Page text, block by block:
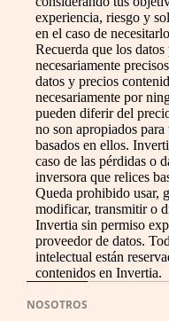
experiencia, riesgo y
en el caso de
Recuerda que los
necesariamente
datos y precios
necesariamente por
pueden diferir del
no son apropiados
basados en ellos.
caso de las pérdidas o
inversora que relices
Queda prohibido usar,
modificar, transmitir o
Invertia sin permiso
proveedor de datos.
intelectual están
contenidos en Invertia.
NOSOTROS